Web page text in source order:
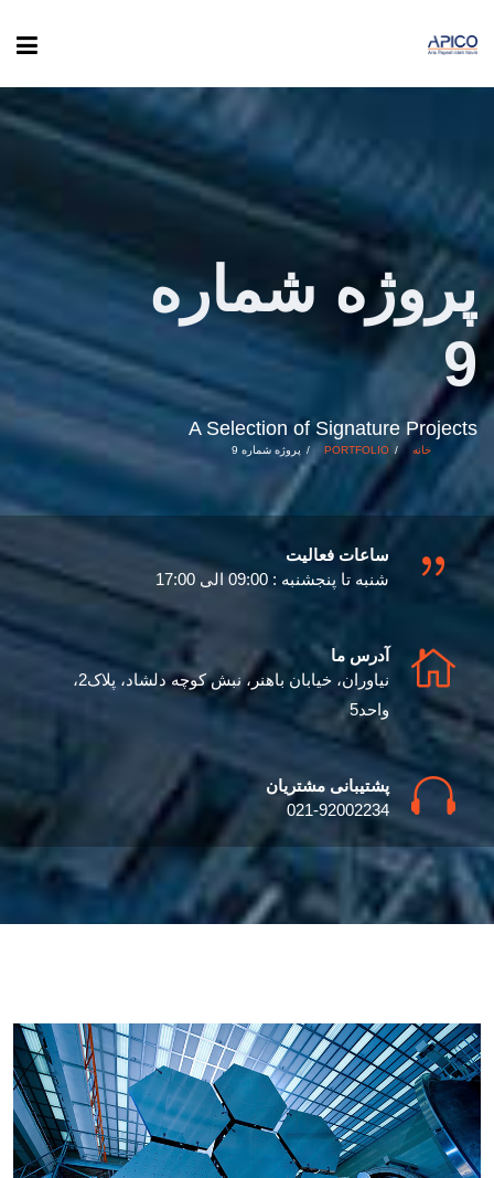
پروژه شماره
9
A Selection of Signature Projects
خانه PORTFOLIO پروژه شماره 9
ساعات فعالیت
شنبه تا پنجشنبه : 09:00 الی 17:00
آدرس ما
نیاوران، خیابان باهنر، نبش کوچه دلشاد، پلاک2،
واحد5
پشتیبانی مشتریان
021-92002234